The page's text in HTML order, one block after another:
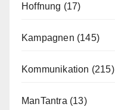
Hoffnung (17)
Kampagnen (145)
Kommunikation (215)
ManTantra (13)